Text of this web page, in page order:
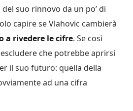
suo rinnovo da un po’ di
capire se Vlahovic cambierà
a rivedere le cifre. Se così
che potrebbe aprirsi
il suo futuro: quella della
ad una cifra